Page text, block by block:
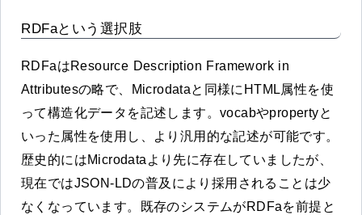
RDFaという選択肢
RDFaはResource Description Framework in
Attributesの略で、Microdataと同様にHTML属性を使
って構造化データを記述します。vocabやpropertyと
いった属性を使用し、より汎用的な記述が可能です。
歴史的にはMicrodataより先に存在していましたが、
現在ではJSON-LDの普及により採用されることは少
なくなっています。既存のシステムがRDFaを前提と